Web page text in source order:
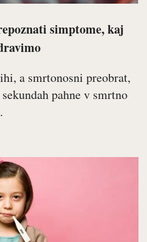
simptome, kaj
a smrtonosni preobrat,
pahne v smrtno